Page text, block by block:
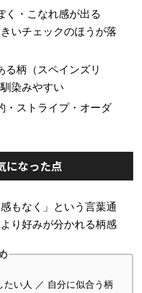
く・こなれ感が出る
いチェックのほうが落
柄（スペインズリ
染みやすい
・ストライプ・オーダ
なった点
もなく」という言葉通
り好みが分かれる柄感
い人 ／ 自分に似合う柄